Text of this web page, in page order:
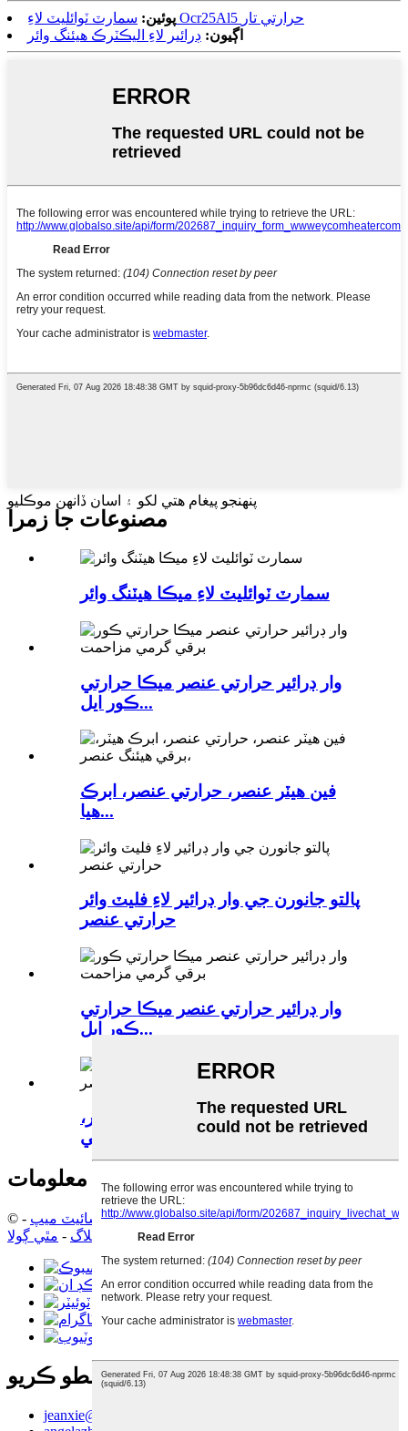
پوئين:
سمارٽ ٽوائليٽ لاءِ Ocr25Al5 حرارتي تار
اڳيون: ڊرائير لاءِ اليڪٽرڪ هيئنگ وائر
پنهنجو پيغام هتي لکو ۽ اسان ڏانهن موڪليو
مصنوعات جا زمرا
سمارٽ ٽوائليٽ لاءِ ميڪا هيٽنگ وائر
وار ڊرائير حرارتي عنصر ميڪا حرارتي
ڪور ايل...
فين هيٽر عنصر، حرارتي عنصر، ابرڪ
هيا...
پالتو جانورن جي وار ڊرائير لاءِ فليٽ وائر
حرارتي عنصر
وار ڊرائير حرارتي عنصر ميڪا حرارتي
ڪور ايل...
هيٽر ڪوئل، بجلي جي گرمي جو عنصر،
پنکڙي جي گرمي...
لاڳاپيل معلومات
© ڪاپي رائيٽ - 2010-2023: سڀ حق محفوظ آهن. سائيٽ ميپ -
مٿيون بلاگ - مٿي ڳولا
اسان سان رابطو ڪريو
jeanxie@eycom-heater.com